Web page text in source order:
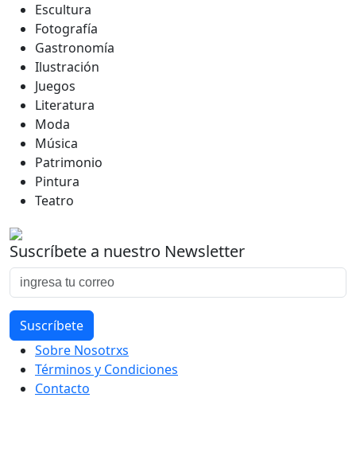
Escultura
Fotografía
Gastronomía
Ilustración
Juegos
Literatura
Moda
Música
Patrimonio
Pintura
Teatro
Suscríbete a nuestro Newsletter
Sobre Nosotrxs
Términos y Condiciones
Contacto